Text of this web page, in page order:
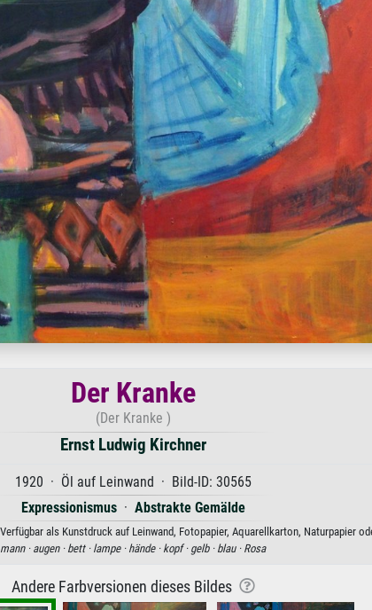
Der Kranke
(Der Kranke )
Ernst Ludwig Kirchner
1920 · Öl auf Leinwand · Bild-ID: 30565
Expressionismus· Abstrakte Gemälde
als Kunstdruck auf Leinwand, Fotopapier, Aquarellkarton, Naturpapier
mann · augen · bett · lampe · hände · kopf · gelb · blau · Rosa
Andere Farbversionen dieses Bildes